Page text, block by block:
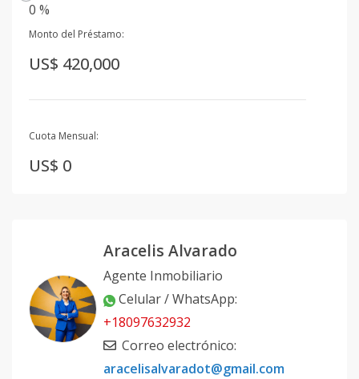
0 %
Monto del Préstamo:
US$ 420,000
Cuota Mensual:
US$ 0
Aracelis Alvarado
Agente Inmobiliario
Celular / WhatsApp:
+18097632932
Correo electrónico:
aracelisalvaradot@gmail.com